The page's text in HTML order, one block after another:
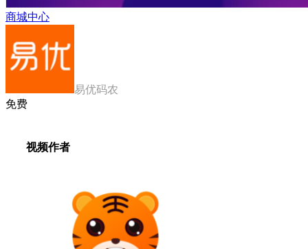
商城中心
易优码农
免费
视频作者